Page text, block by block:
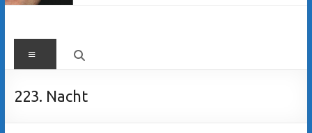
Dan
Richter
Menü
223. Nacht